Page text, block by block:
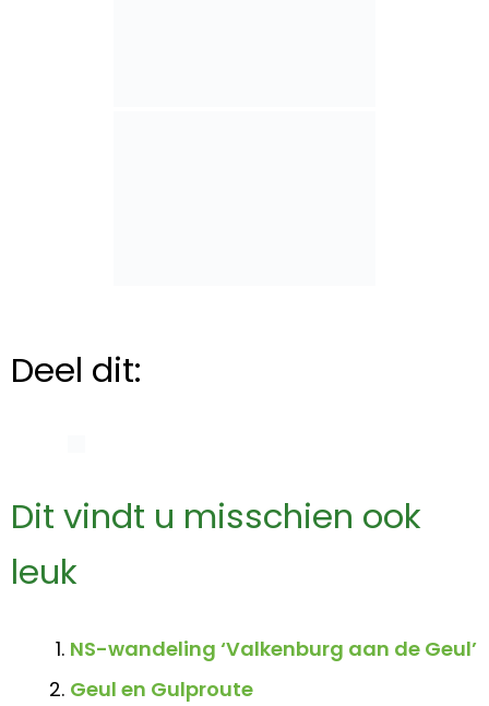
Deel dit:
Dit vindt u misschien ook
leuk
NS-wandeling ‘Valkenburg aan de Geul’
Geul en Gulproute